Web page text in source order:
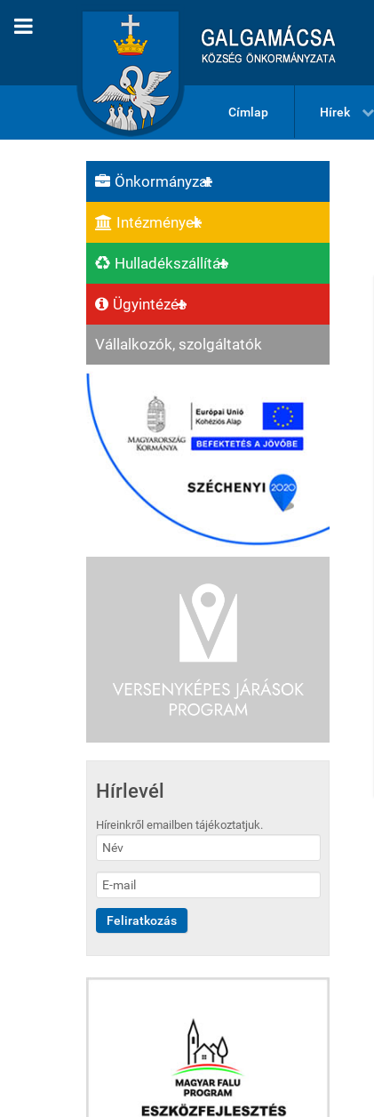
Címlap Hírek
Önkormányzat
Intézmények
Hulladékszállítás
Ügyintézés
Vállalkozók, szolgáltatók
Hírlevél
Híreinkről emailben tájékoztatjuk.